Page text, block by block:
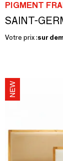
PIGMENT
Votre prix :sur